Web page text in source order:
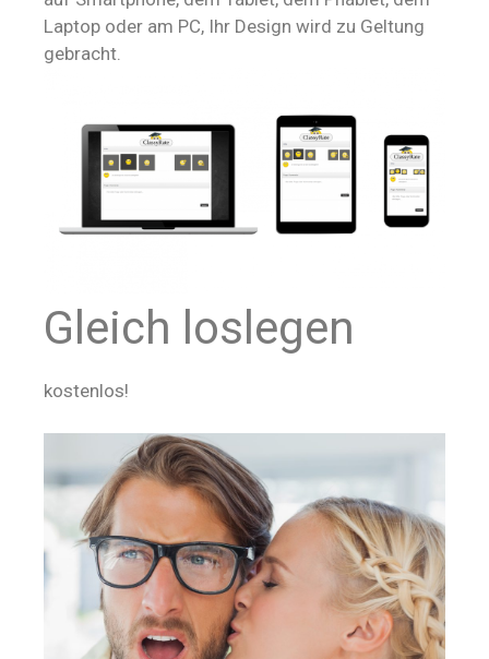
Laptop oder am PC, Ihr Design wird zu Geltung
gebracht.
Gleich loslegen
kostenlos!